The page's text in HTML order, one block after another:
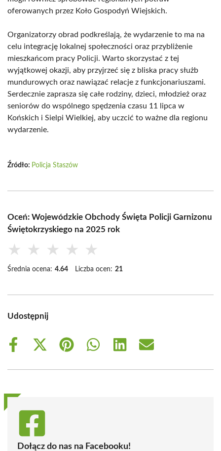
oferowanych przez Koło Gospodyń Wiejskich.
Organizatorzy obrad podkreślają, że wydarzenie to ma na
celu integrację lokalnej społeczności oraz przybliżenie
mieszkańcom pracy Policji. Warto skorzystać z tej
wyjątkowej okazji, aby przyjrzeć się z bliska pracy służb
mundurowych oraz nawiązać relacje z funkcjonariuszami.
Serdecznie zaprasza się całe rodziny, dzieci, młodzież oraz
seniorów do wspólnego spędzenia czasu 11 lipca w
Końskich i Sielpi Wielkiej, aby uczcić to ważne dla regionu
wydarzenie.
Źródło: Policja Staszów
Oceń: Wojewódzkie Obchody Święta Policji Garnizonu
Świętokrzyskiego na 2025 rok
★ ★ ★ ★ ★
Średnia ocena: 4.64 Liczba ocen: 21
Udostępnij
Share
Share
(Twitter)
Share
Share
Share
Share
Dołącz do nas na Facebooku!